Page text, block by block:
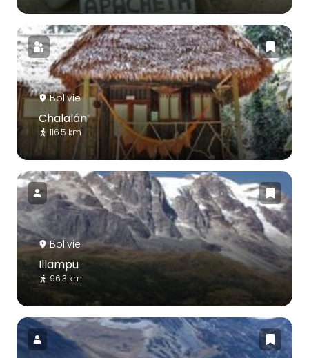
Bolivie
Chalalán
116.5 km
Bolivie
Illampu
96.3 km